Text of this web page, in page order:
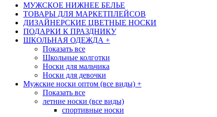
МУЖСКОЕ НИЖНЕЕ БЕЛЬЕ
ТОВАРЫ ДЛЯ МАРКЕТПЛЕЙСОВ
ДИЗАЙНЕРСКИЕ ЦВЕТНЫЕ НОСКИ
ПОДАРКИ К ПРАЗДНИКУ
ШКОЛЬНАЯ ОДЕЖДА +
Показать все
Школьные колготки
Носки для мальчика
Носки для девочки
Мужские носки оптом (все виды) +
Показать все
летние носки (все виды)
спортивные носки